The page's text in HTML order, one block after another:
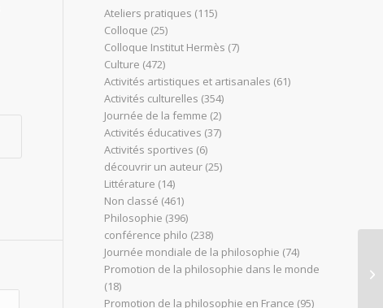
Ateliers pratiques (115)
Colloque (25)
Colloque Institut Hermès (7)
Culture (472)
Activités artistiques et artisanales (61)
Activités culturelles (354)
Journée de la femme (2)
Activités éducatives (37)
Activités sportives (6)
découvrir un auteur (25)
Littérature (14)
Non classé (461)
Philosophie (396)
conférence philo (238)
Journée mondiale de la philosophie (74)
Promotion de la philosophie dans le monde
(18)
Promotion de la philosophie en France (95)